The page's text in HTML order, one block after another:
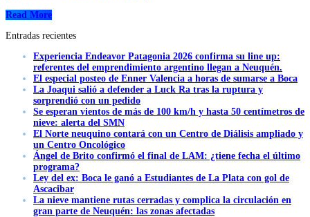
Read More
Entradas recientes
Experiencia Endeavor Patagonia 2026 confirma su line up:
referentes del emprendimiento argentino llegan a Neuquén.
El especial posteo de Enner Valencia a horas de sumarse a Boca
La Joaqui salió a defender a Luck Ra tras la ruptura y
sorprendió con un pedido
Se esperan vientos de más de 100 km/h y hasta 50 centímetros de
nieve: alerta del SMN
El Norte neuquino contará con un Centro de Diálisis ampliado y
un Centro Oncológico
Ángel de Brito confirmó el final de LAM: ¿tiene fecha el último
programa?
Ley del ex: Boca le ganó a Estudiantes de La Plata con gol de
Ascacibar
La nieve mantiene rutas cerradas y complica la circulación en
gran parte de Neuquén: las zonas afectadas